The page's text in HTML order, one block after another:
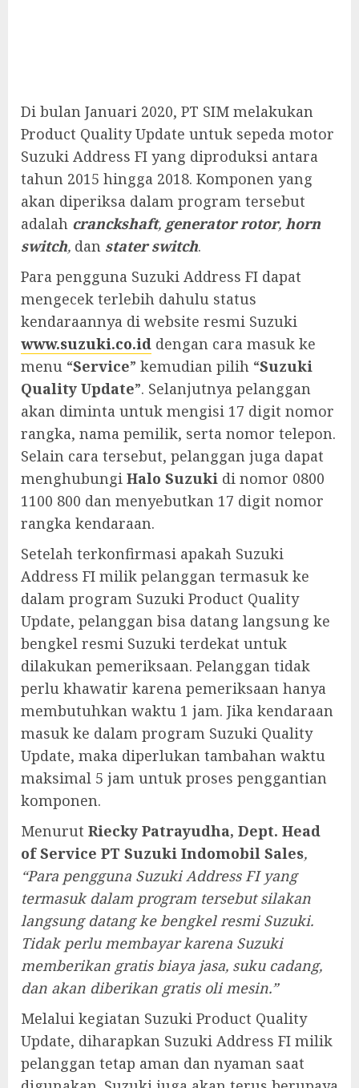
Di bulan Januari 2020, PT SIM melakukan
Product Quality Update untuk sepeda motor
Suzuki Address FI yang diproduksi antara
tahun 2015 hingga 2018. Komponen yang
akan diperiksa dalam program tersebut
adalah cranckshaft, generator rotor, horn
switch, dan stater switch.
Para pengguna Suzuki Address FI dapat
mengecek terlebih dahulu status
kendaraannya di website resmi Suzuki
www.suzuki.co.id dengan cara masuk ke
menu “Service” kemudian pilih “Suzuki
Quality Update”. Selanjutnya pelanggan
akan diminta untuk mengisi 17 digit nomor
rangka, nama pemilik, serta nomor telepon.
Selain cara tersebut, pelanggan juga dapat
menghubungi Halo Suzuki di nomor 0800
1100 800 dan menyebutkan 17 digit nomor
rangka kendaraan.
Setelah terkonfirmasi apakah Suzuki
Address FI milik pelanggan termasuk ke
dalam program Suzuki Product Quality
Update, pelanggan bisa datang langsung ke
bengkel resmi Suzuki terdekat untuk
dilakukan pemeriksaan. Pelanggan tidak
perlu khawatir karena pemeriksaan hanya
membutuhkan waktu 1 jam. Jika kendaraan
masuk ke dalam program Suzuki Quality
Update, maka diperlukan tambahan waktu
maksimal 5 jam untuk proses penggantian
komponen.
Menurut Riecky Patrayudha, Dept. Head
of Service PT Suzuki Indomobil Sales,
“Para pengguna Suzuki Address FI yang
termasuk dalam program tersebut silakan
langsung datang ke bengkel resmi Suzuki.
Tidak perlu membayar karena Suzuki
memberikan gratis biaya jasa, suku cadang,
dan akan diberikan gratis oli mesin.”
Melalui kegiatan Suzuki Product Quality
Update, diharapkan Suzuki Address FI milik
pelanggan tetap aman dan nyaman saat